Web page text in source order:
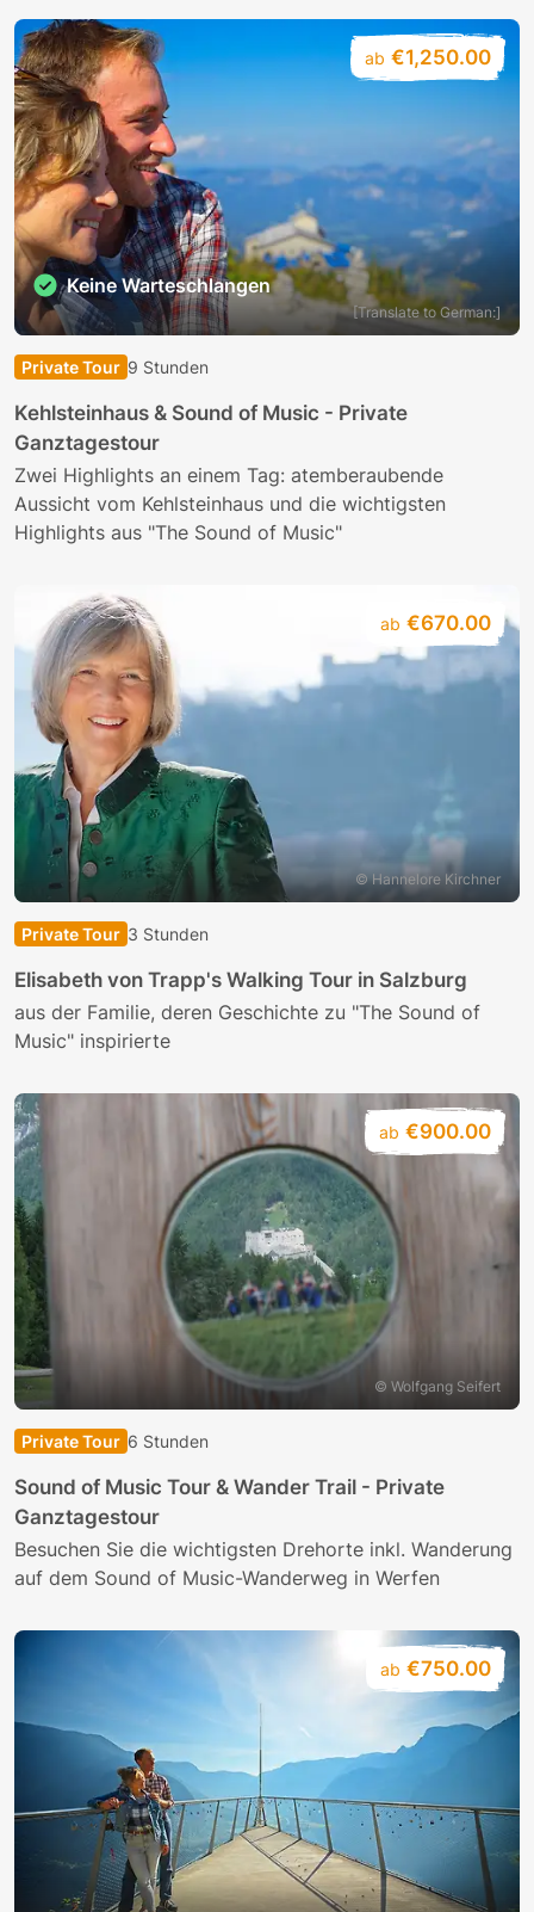
ab €1,250.00
Keine Warteschlangen
[Translate to German:]
Private Tour 9 Stunden
Kehlsteinhaus & Sound of Music - Private
Ganztagestour
Zwei Highlights an einem Tag: atemberaubende
Aussicht vom Kehlsteinhaus und die wichtigsten
Highlights aus "The Sound of Music"
ab €670.00
© Hannelore Kirchner
Private Tour 3 Stunden
Elisabeth von Trapp's Walking Tour in Salzburg
aus der Familie, deren Geschichte zu "The Sound of
Music" inspirierte
ab €900.00
© Wolfgang Seifert
Private Tour 6 Stunden
Sound of Music Tour & Wander Trail - Private
Ganztagestour
Besuchen Sie die wichtigsten Drehorte inkl. Wanderung
auf dem Sound of Music-Wanderweg in Werfen
ab €750.00